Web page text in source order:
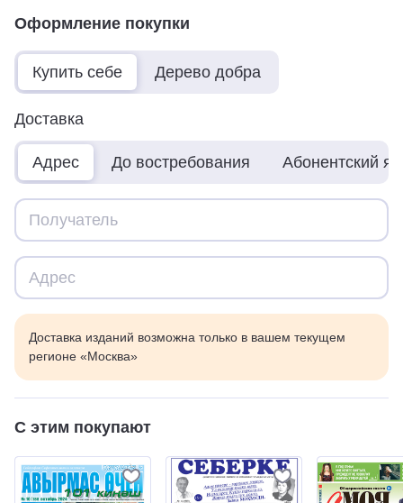
Оформление покупки
Купить себе Дерево добра
Доставка
Адрес До востребования Абонентский
Доставка изданий возможна только в вашем текущем
регионе «Москва»
С этим покупают